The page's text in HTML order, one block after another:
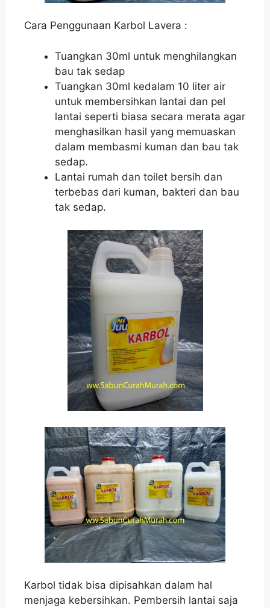
Cara Penggunaan Karbol Lavera :
Tuangkan 30ml untuk menghilangkan
bau tak sedap
Tuangkan 30ml kedalam 10 liter air
untuk membersihkan lantai dan pel
lantai seperti biasa secara merata agar
menghasilkan hasil yang memuaskan
dalam membasmi kuman dan bau tak
sedap.
Lantai rumah dan toilet bersih dan
terbebas dari kuman, bakteri dan bau
tak sedap.
Karbol tidak bisa dipisahkan dalam hal
menjaga kebersihkan. Pembersih lantai saja